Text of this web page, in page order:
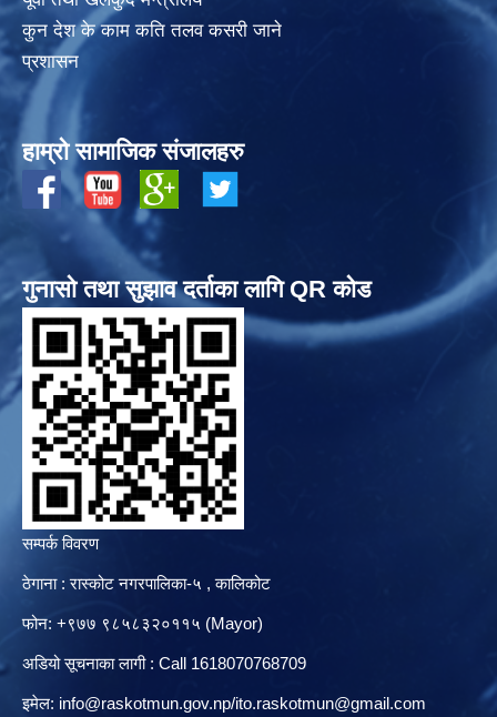
कुन देश के काम कति तलव कसरी जाने
प्रशासन
हाम्रो सामाजिक संजालहरु
गुनासो तथा सुझाव दर्ताका लागि QR कोड
सम्पर्क विवरण
ठेगाना : रास्कोट नगरपालिका-५ , कालिकोट
फोन: +९७७ ९८५८३२०११५ (Mayor)
अडियो सूचनाका लागी : Call 1618070768709
इमेल: info@raskotmun.gov.np/ito.raskotmun@gmail.com